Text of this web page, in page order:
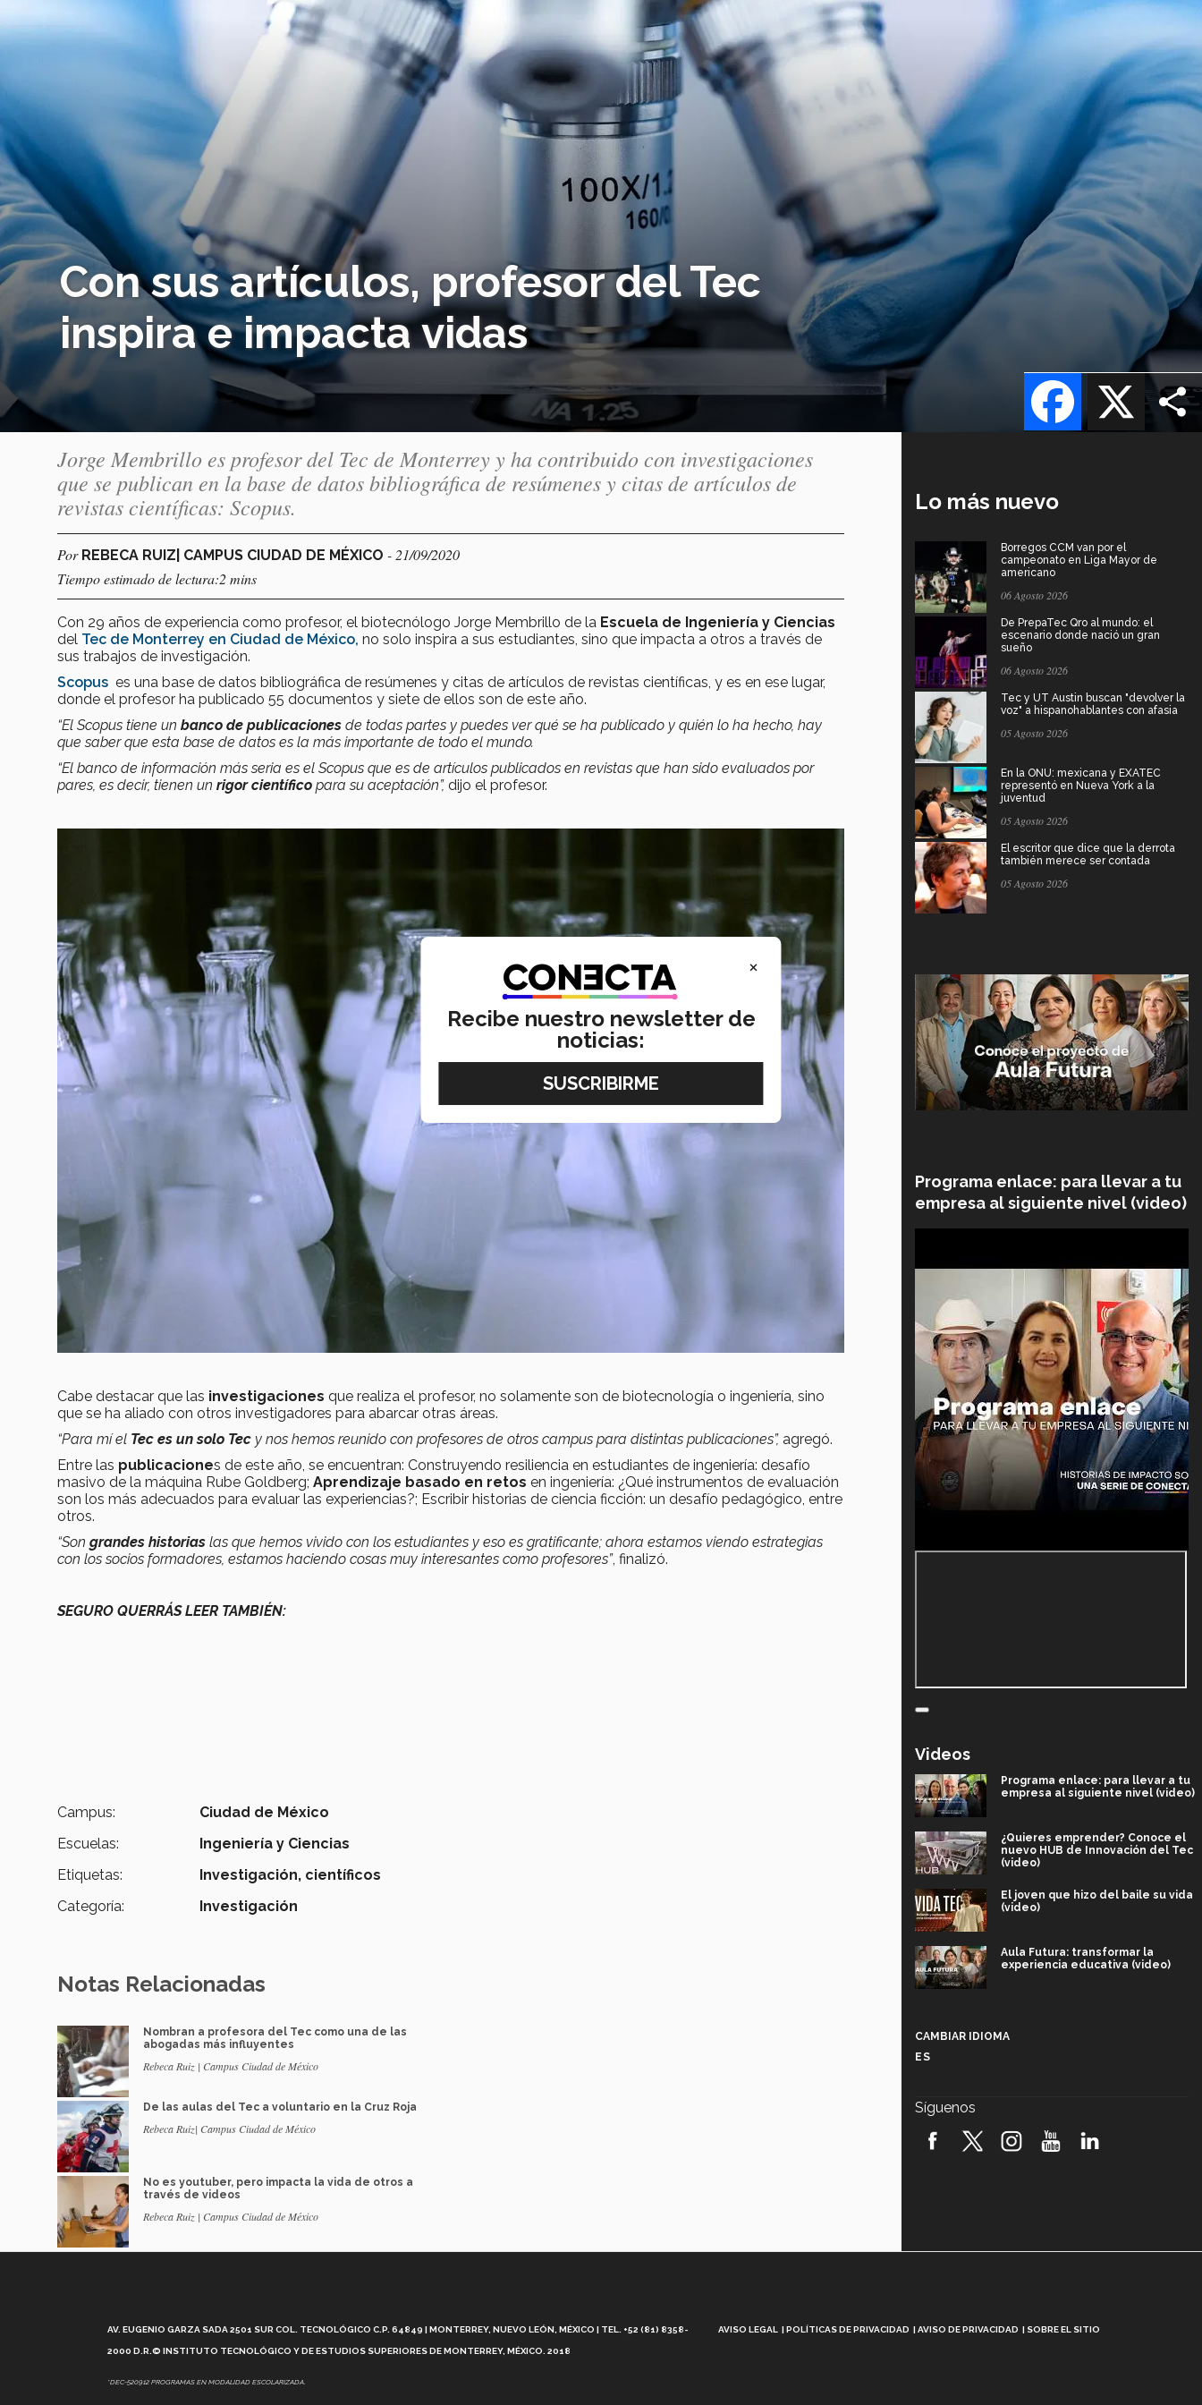
Con sus artículos, profesor del Tec
inspira e impacta vidas
X
Facebook
Jorge Membrillo es profesor del Tec de Monterrey y ha contribuido con investigaciones
que se publican en la base de datos bibliográfica de resúmenes y citas de artículos de
revistas científicas: Scopus.
Por REBECA RUIZ| CAMPUS CIUDAD DE MÉXICO - 21/09/2020
Tiempo estimado de lectura:2 mins
Con 29 años de experiencia como profesor, el biotecnólogo Jorge Membrillo de la Escuela de Ingeniería y Ciencias
del Tec de Monterrey en Ciudad de México, no solo inspira a sus estudiantes, sino que impacta a otros a través de
sus trabajos de investigación.
Scopus es una base de datos bibliográfica de resúmenes y citas de artículos de revistas científicas, y es en ese lugar,
donde el profesor ha publicado 55 documentos y siete de ellos son de este año.
“El Scopus tiene un banco de publicaciones de todas partes y puedes ver qué se ha publicado y quién lo ha hecho, hay
que saber que esta base de datos es la más importante de todo el mundo.
“El banco de información más seria es el Scopus que es de artículos publicados en revistas que han sido evaluados por
pares, es decir, tienen un rigor científico para su aceptación”, dijo el profesor.
Cabe destacar que las investigaciones que realiza el profesor, no solamente son de biotecnología o ingeniería, sino
que se ha aliado con otros investigadores para abarcar otras áreas.
“Para mí el Tec es un solo Tec y nos hemos reunido con profesores de otros campus para distintas publicaciones”, agregó.
Entre las publicaciones de este año, se encuentran: Construyendo resiliencia en estudiantes de ingeniería: desafío
masivo de la máquina Rube Goldberg; Aprendizaje basado en retos en ingeniería: ¿Qué instrumentos de evaluación
son los más adecuados para evaluar las experiencias?; Escribir historias de ciencia ficción: un desafío pedagógico, entre
otros.
“Son grandes historias las que hemos vivido con los estudiantes y eso es gratificante; ahora estamos viendo estrategias
con los socios formadores, estamos haciendo cosas muy interesantes como profesores”, finalizó.
SEGURO QUERRÁS LEER TAMBIÉN:
Campus:
Ciudad de México
Escuelas:
Ingeniería y Ciencias
Etiquetas:
Investigación, científicos
Categoría:
Investigación
Notas Relacionadas
Nombran a profesora del Tec como una de las
abogadas más influyentes
Rebeca Ruiz | Campus Ciudad de México
De las aulas del Tec a voluntario en la Cruz Roja
Rebeca Ruiz| Campus Ciudad de México
No es youtuber, pero impacta la vida de otros a
través de videos
Rebeca Ruiz | Campus Ciudad de México
Lo más nuevo
Borregos CCM van por el
campeonato en Liga Mayor de
americano
06 Agosto 2026
De PrepaTec Qro al mundo: el
escenario donde nació un gran
sueño
06 Agosto 2026
Tec y UT Austin buscan "devolver la
voz" a hispanohablantes con afasia
05 Agosto 2026
En la ONU: mexicana y EXATEC
representó en Nueva York a la
juventud
05 Agosto 2026
El escritor que dice que la derrota
también merece ser contada
05 Agosto 2026
Programa enlace: para llevar a tu
empresa al siguiente nivel (video)
Videos
Programa enlace: para llevar a tu
empresa al siguiente nivel (video)
¿Quieres emprender? Conoce el
nuevo HUB de Innovación del Tec
(video)
El joven que hizo del baile su vida
(video)
Aula Futura: transformar la
experiencia educativa (video)
robótica FIRST 2026! (video)
Tec? (video)
CAMBIAR IDIOMA
ES
Síguenos
AV. EUGENIO GARZA SADA 2501 SUR COL. TECNOLÓGICO C.P. 64849 | MONTERREY, NUEVO LEÓN, MÉXICO | TEL. +52 (81) 8358-
2000 D.R.© INSTITUTO TECNOLÓGICO Y DE ESTUDIOS SUPERIORES DE MONTERREY, MÉXICO. 2018
*DEC-520912 PROGRAMAS EN MODALIDAD ESCOLARIZADA.
AVISO LEGAL POLÍTICAS DE PRIVACIDAD AVISO DE PRIVACIDAD SOBRE EL SITIO
×
Recibe nuestro newsletter de
noticias: